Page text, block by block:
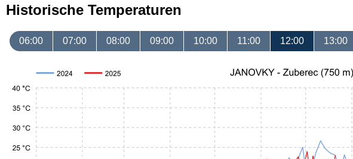
Historische Temperaturen
06:00 07:00 08:00 09:00 10:00 11:00 12:00 13:00